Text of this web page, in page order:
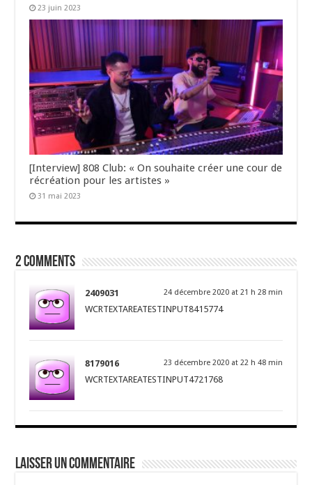
23 juin 2023
[Interview] 808 Club: « On souhaite créer une cour de
récréation pour les artistes »
31 mai 2023
2 comments
2409031 24 décembre 2020 at 21 h 28 min
WCRTEXTAREATESTINPUT8415774
8179016 23 décembre 2020 at 22 h 48 min
WCRTEXTAREATESTINPUT4721768
Laisser un commentaire